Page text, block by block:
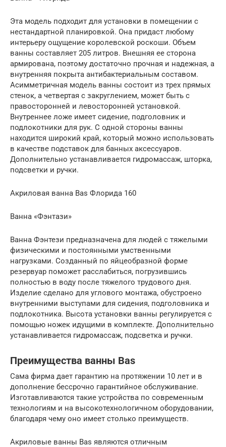
Эта модель подходит для установки в помещении с
нестандартной планировкой. Она придаст любому
интерьеру ощущение королевской роскоши. Объем
ванны составляет 205 литров. Внешняя ее сторона
армирована, поэтому достаточно прочная и надежная, а
внутренняя покрыта антибактериальным составом.
Асимметричная модель ванны состоит из трех прямых
стенок, а четвертая с закруглением, может быть с
правосторонней и левосторонней установкой.
Внутреннее ложе имеет сидение, подголовник и
подлокотники для рук. С одной стороны ванны
находится широкий край, который можно использовать
в качестве подставок для банных аксессуаров.
Дополнительно устанавливается гидромассаж, шторка,
подсветки и ручки.
Акриловая ванна Bas Флорида 160
Ванна «Фэнтази»
Ванна Фэнтези предназначена для людей с тяжелыми
физическими и постоянными умственными
нагрузками. Созданный по яйцеобразной форме
резервуар поможет расслабиться, погрузившись
полностью в воду после тяжелого трудового дня.
Изделие сделано для углового монтажа, обустроено
внутренними выступами для сидения, подголовника и
подлокотника. Высота установки ванны регулируется с
помощью ножек идущими в комплекте. Дополнительно
устанавливается гидромассаж, подсветка и ручки.
Преимущества ванны Bas
Сама фирма дает гарантию на протяжении 10 лет и в
дополнение бессрочно гарантийное обслуживание.
Изготавливаются такие устройства по современным
технологиям и на высокотехнологичном оборудовании,
благодаря чему оно имеет столько преимуществ.
Акриловые ванны Bas являются отличным